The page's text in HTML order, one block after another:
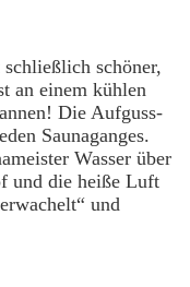
schöner,
an einem kühlen
Die Aufguss-
Saunaganges.
Wasser über
und die heiße Luft
und